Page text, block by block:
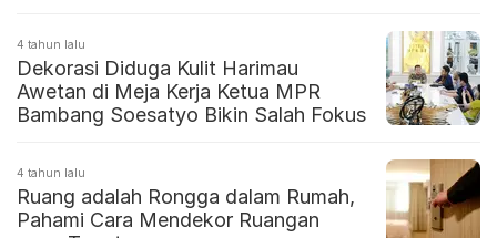
4 tahun lalu
Dekorasi Diduga Kulit Harimau
Awetan di Meja Kerja Ketua MPR
Bambang Soesatyo Bikin Salah Fokus
4 tahun lalu
Ruang adalah Rongga dalam Rumah,
Pahami Cara Mendekor Ruangan